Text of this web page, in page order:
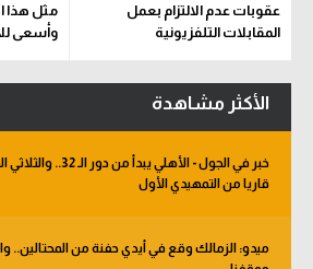
عقوبات عدم الالتزام بعمل
المقابلات التلفزيونية
مثل هذا
وأسعى
الأكثر مشاهدة
خبر في الجول - الأهلي يبدأ
قاريا من التمهيدي الأول
ميدو: الزمالك وقع في أيدي حفنة من المحتالين..